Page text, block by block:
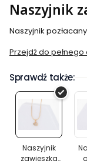
Naszyjnik
Naszyjnik
Przejdź do pełnego
Sprawdź także:
Naszyjnik
zawieszka
cyrkonie
Naszyjnik
zawieszka